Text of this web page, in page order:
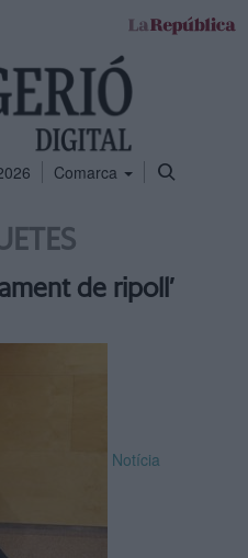
Comarca
de ripoll’
Notícia